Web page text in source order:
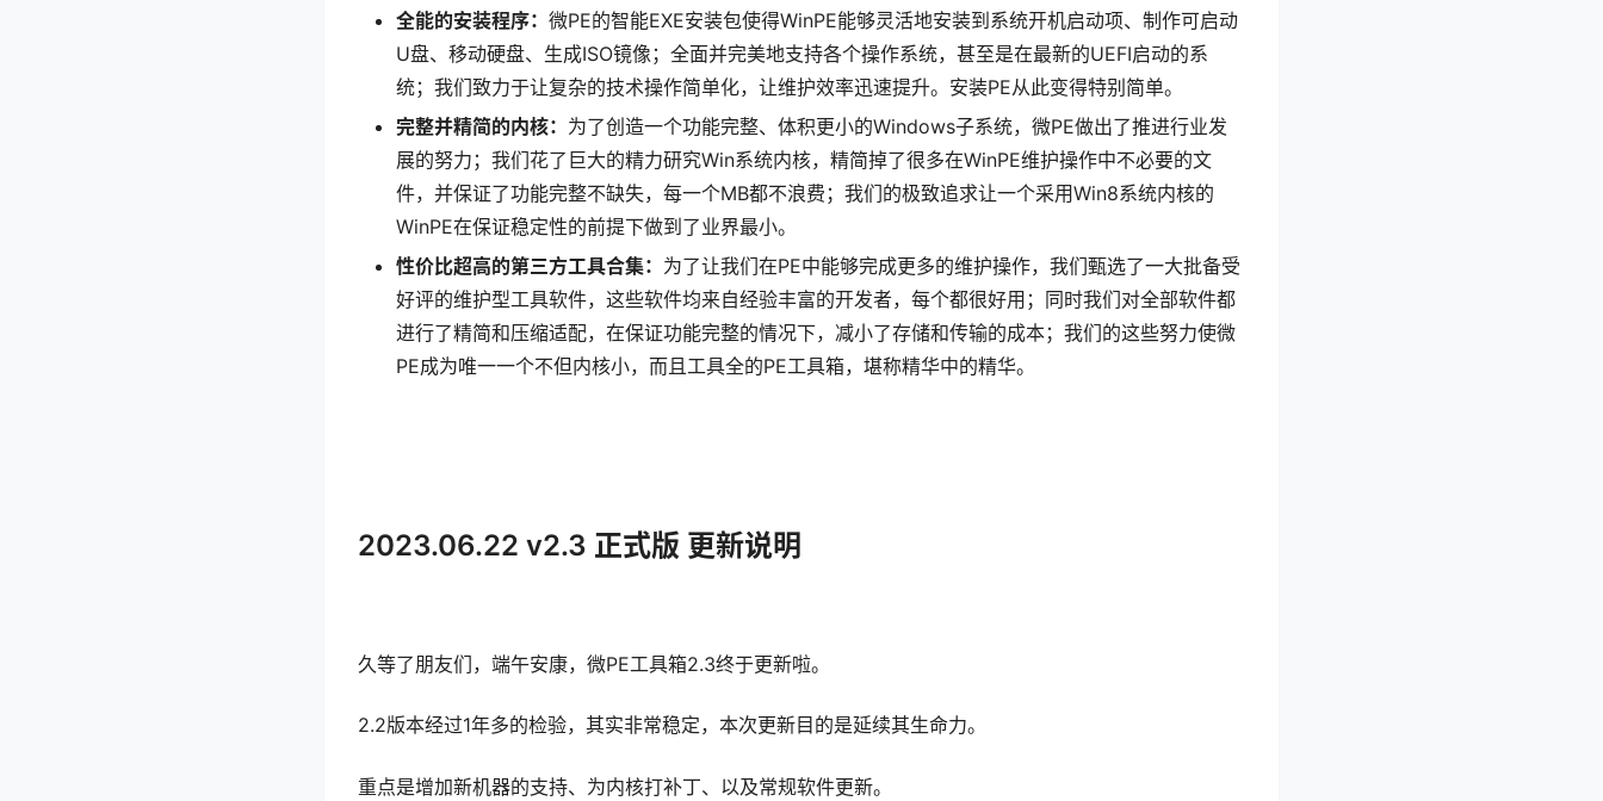
全能的安装程序： 微PE的智能EXE安装包使得WinPE能够灵活地安装到系统开机启动项、制作可启动
U盘、移动硬盘、生成ISO镜像；全面并完美地支持各个操作系统，甚至是在最新的UEFI启动的系
统；我们致力于让复杂的技术操作简单化，让维护效率迅速提升。安装PE从此变得特别简单。
完整并精简的内核： 为了创造一个功能完整、体积更小的Windows子系统，微PE做出了推进行业发
展的努力；我们花了巨大的精力研究Win系统内核，精简掉了很多在WinPE维护操作中不必要的文
件，并保证了功能完整不缺失，每一个MB都不浪费；我们的极致追求让一个采用Win8系统内核的
WinPE在保证稳定性的前提下做到了业界最小。
性价比超高的第三方工具合集： 为了让我们在PE中能够完成更多的维护操作，我们甄选了一大批备受
好评的维护型工具软件，这些软件均来自经验丰富的开发者，每个都很好用；同时我们对全部软件都
进行了精简和压缩适配，在保证功能完整的情况下，减小了存储和传输的成本；我们的这些努力使微
PE成为唯一一个不但内核小，而且工具全的PE工具箱，堪称精华中的精华。
2023.06.22 v2.3 正式版 更新说明
久等了朋友们，端午安康，微PE工具箱2.3终于更新啦。
2.2版本经过1年多的检验，其实非常稳定，本次更新目的是延续其生命力。
重点是增加新机器的支持、为内核打补丁、以及常规软件更新。